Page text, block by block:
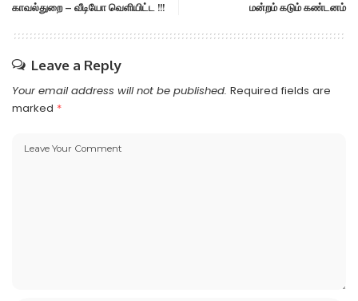
காவல்துறை – வீடியோ வெளியிட்ட !!!
மன்றம் கடும் கண்டனம்
Leave a Reply
Your email address will not be published. Required fields are
marked *